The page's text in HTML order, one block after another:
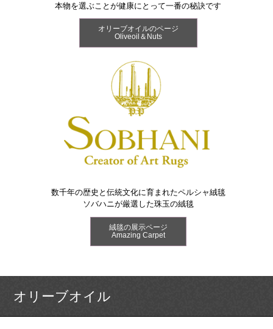
本物を選ぶことが健康にとって一番の秘訣です
オリーブオイルのページ
Oliveoil＆Nuts
数千年の歴史と伝統文化に育まれたペルシャ絨毯
ソバハニが厳選した珠玉の絨毯
絨毯の展示ページ
Amazing Carpet
オリーブオイル